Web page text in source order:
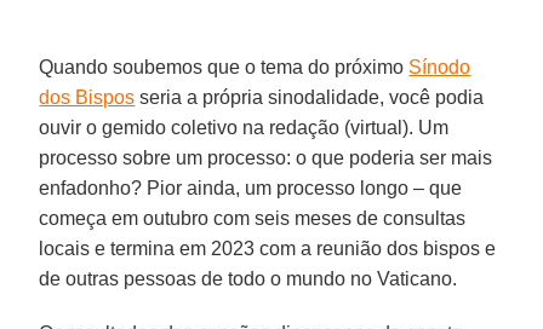
Quando soubemos que o tema do próximo Sínodo
dos Bispos seria a própria sinodalidade, você podia
ouvir o gemido coletivo na redação (virtual). Um
processo sobre um processo: o que poderia ser mais
enfadonho? Pior ainda, um processo longo – que
começa em outubro com seis meses de consultas
locais e termina em 2023 com a reunião dos bispos e
de outras pessoas de todo o mundo no Vaticano.